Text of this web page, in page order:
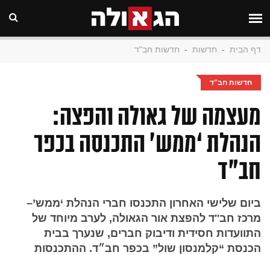
דף הבית - חדשות - חדשות חב"ד
חדשות חב"ד
מעצמה של גאולה והפצה:
הנהלת ‘ממש’ התכנסה בכפר
חב״ד
ביום שלישי האחרון התכנסו חברי הנהלת ‘ממש’–
מרכז חב''ד להפצת אור הגאולה, לערב מיוחד של
התוועדות חסידית ודיבוק חברים, שנערך בבית
הכנסת “קלמנסון שול” בכפר חב״ד. ההתכנסות